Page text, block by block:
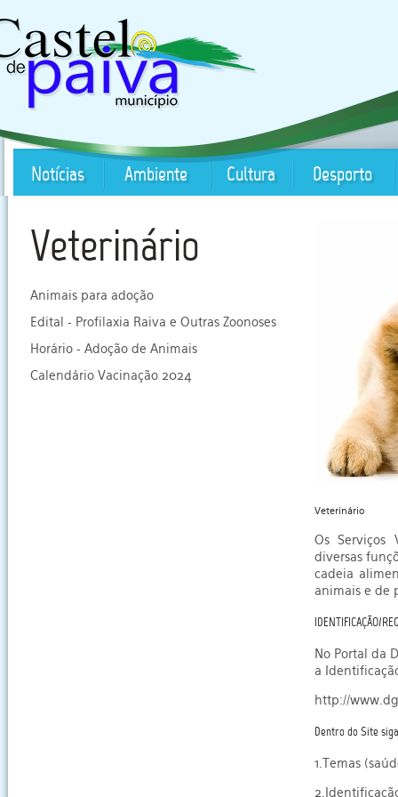
Notícias Ambiente Cultura Desporto
Veterinário
Animais para adoção
Edital - Profilaxia Raiva e Outras Zoonoses
Horário - Adoção de Animais
Calendário Vacinação 2024
Veterinário
Os Serviços
diversas
cadeia
animais e de
IDENTIFICAÇÃO/
No Portal da
a
http://
Dentro do Site
1.Temas